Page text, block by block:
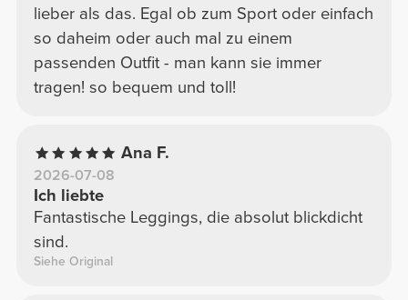
lieber als das. Egal ob zum Sport oder einfach
so daheim oder auch mal zu einem
passenden Outfit - man kann sie immer
tragen! so bequem und toll!
Ana F.
2026-07-08
Ich liebte
Fantastische Leggings, die absolut blickdicht
sind.
Siehe Original